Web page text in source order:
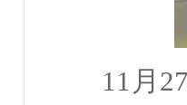
11月27